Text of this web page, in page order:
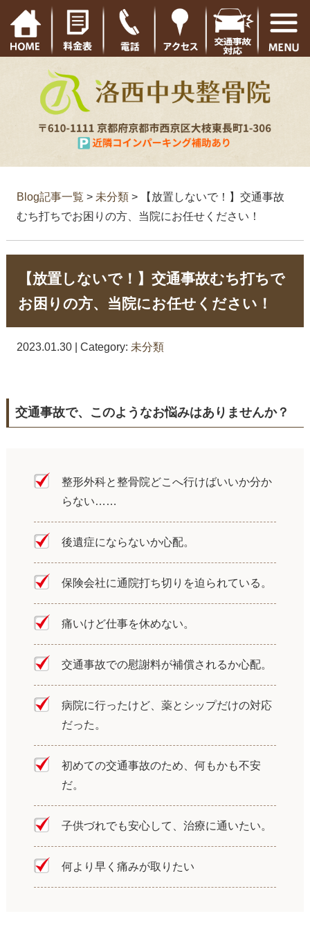
Blog記事一覧 > 未分類> 【放置しないで！】交通事故
むち打ちでお困りの方、当院にお任せください！
【放置しないで！】交通事故むち打ちで
お困りの方、当院にお任せください！
2023.01.30 | Category: 未分類
交通事故で、このようなお悩みはありませんか？
整形外科と整骨院どこへ行けばいいか分か
らない……
後遺症にならないか心配。
保険会社に通院打ち切りを迫られている。
痛いけど仕事を休めない。
交通事故での慰謝料が補償されるか心配。
病院に行ったけど、薬とシップだけの対応
だった。
初めての交通事故のため、何もかも不安
だ。
子供づれでも安心して、治療に通いたい。
何より早く痛みが取りたい